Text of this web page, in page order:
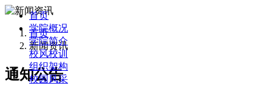
首页
学院概况
学院简介
校风校训
组织架构
校园风采
首页
新闻资讯
通知公告